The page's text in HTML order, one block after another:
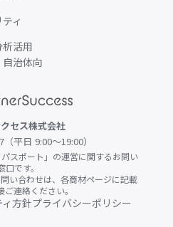
ィ
活用
治体向
セス株式会社
平日 9:00〜19:00）
スポート」の運営に関するお問い
口です。
い合わせは、各商材ページに記載
連絡ください。
方針プライバシーポリシー